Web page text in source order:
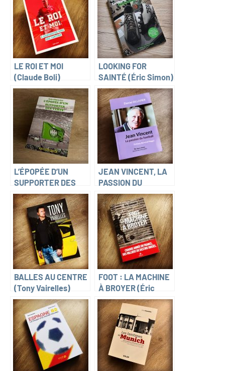
LE ROI ET MOI
(Claude Boli)
LOOKING FOR
SAINTÉ (Éric Simon)
L’ÉPOPÉE D’UN
SUPPORTER DES
VERTS (Éric
Chouvier)
JEAN VINCENT, LA
PASSION DU
FOOTBALL (Daniel
Ollivier)
BALLES AU CENTRE
(Tony Vairelles)
FOOT : LA MACHINE
À BROYER (Éric
Champel)